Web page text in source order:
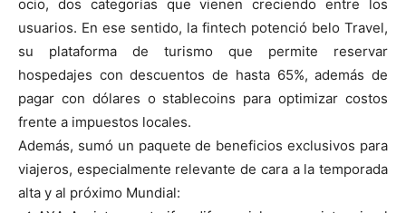
ocio, dos categorías que vienen creciendo entre los
usuarios. En ese sentido, la fintech potenció belo Travel,
su plataforma de turismo que permite reservar
hospedajes con descuentos de hasta 65%, además de
pagar con dólares o stablecoins para optimizar costos
frente a impuestos locales.
Además, sumó un paquete de beneficios exclusivos para
viajeros, especialmente relevante de cara a la temporada
alta y al próximo Mundial: